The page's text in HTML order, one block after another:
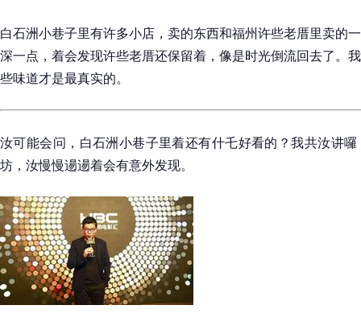
白石洲小巷子里有许多小店，卖的东西和福州许些老厝里卖的
深一点，着会发现许些老厝还保留着，像是时光倒流回去了。
些味道才是最真实的。
汝可能会问，白石洲小巷子里着还有什乇好看的？我共汝讲
坊，汝慢慢逿逿着会有意外发现。